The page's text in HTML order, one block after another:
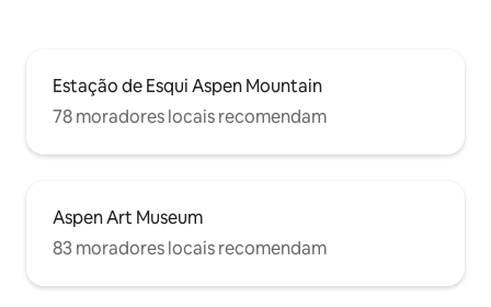
Estação de Esqui Aspen Mountain
78 moradores locais recomendam
Aspen Art Museum
83 moradores locais recomendam